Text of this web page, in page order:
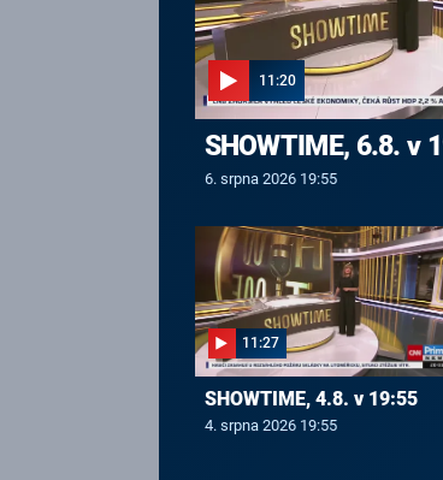
11:20
SHOWTIME, 6.8. v
6. srpna 2026 19:55
11:27
SHOWTIME, 4.8. v 19:55
4. srpna 2026 19:55